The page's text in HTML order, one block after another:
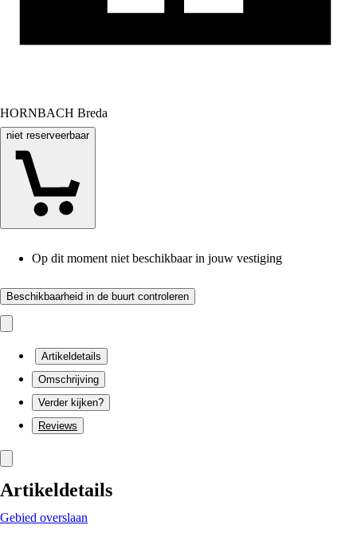
HORNBACH Breda
niet reserveerbaar
Op dit moment niet beschikbaar in jouw vestiging
Beschikbaarheid in de buurt controleren
Artikeldetails
Omschrijving
Verder kijken?
Reviews
Artikeldetails
Gebied overslaan